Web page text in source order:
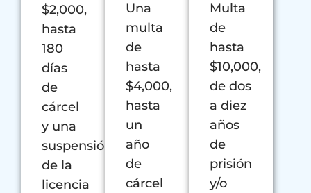
$2,000,
hasta
180
días
de
cárcel
y una
suspensión
de la
licencia
Una
multa
de
hasta
$4,000,
hasta
un
año
de
cárcel
Multa
de
hasta
$10,000,
de dos
a diez
años
de
prisión
y/o